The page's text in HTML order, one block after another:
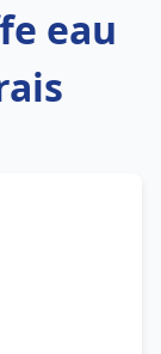
eau